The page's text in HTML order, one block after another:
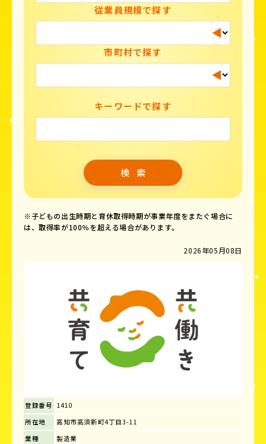
従業員規模で探す
市町村で探す
キーワードで探す
※子どもの出生時期と育休取得時期が事業年度をまたぐ場合に
は、取得率が100％を超える場合があります。
2026年05月08日
登録番号 1410
所在地
高知市高須新町4丁目3-11
業種
製造業